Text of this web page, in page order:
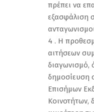
πρέπει να
εξασφάλιση
4 . Η
αιτήσεων
διαγωνισμό,
δημοσίευση
Επισήμων
Κοινοτήτων,